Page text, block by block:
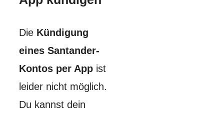
Die Kündigung
eines Santander-
Kontos per App ist
leider nicht möglich.
Du kannst dein